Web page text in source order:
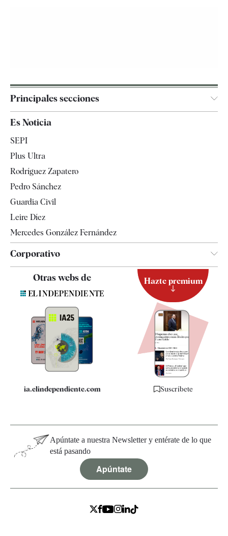
Principales secciones
España
Televisión
Es Noticia
SEPI
Plus Ultra
Rodríguez Zapatero
Pedro Sánchez
Guardia Civil
Leire Díez
Mercedes González Fernández
Corporativo
Contacto
Quiénes somos
Especificaciones
Otras webs de
ia.elindependiente.com
Hazte premium
Suscríbete
Apúntate a nuestra Newsletter y entérate de lo que
está pasando
Apúntate